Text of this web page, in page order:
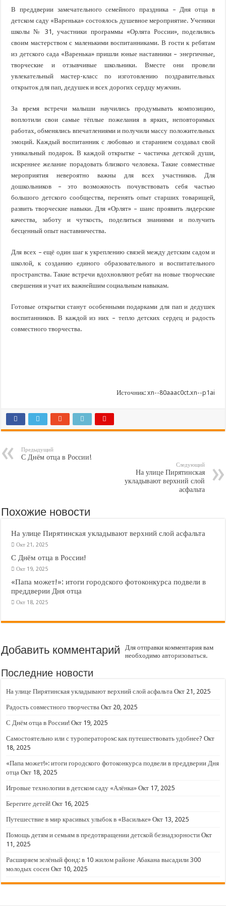
Игровые технологии в детском саду «Алёнка»
Берегите детей!
Путешествие в мир красивых улыбок в «Васильке»
Помощь детям и семьям в предотвращении детской безнадзорности
Расширяем зелёный фонд: в 10 жилом районе Абакана высадили 300
В преддверии замечательного семейного праздника – Дня отца в
детском саду «Варенька» состоялось душевное мероприятие. Ученики
школы № 31, участники программы «Орлята России», поделились
своим мастерством с маленькими воспитанниками. В гости к ребятам
из детского сада «Варенька» пришли юные наставники – энергичные,
творческие и отзывчивые школьники. Вместе они провели
увлекательный мастер-класс по изготовлению поздравительных
открыток для пап, дедушек и всех дорогих сердцу мужчин.
За время встречи малыши научились продумывать композицию,
воплотили свои самые тёплые пожелания в ярких, неповторимых
работах, обменялись впечатлениями и получили массу положительных
эмоций. Каждый воспитанник с любовью и старанием создавал свой
уникальный подарок. В каждой открытке – частичка детской души,
искреннее желание порадовать близкого человека. Такие совместные
мероприятия невероятно важны для всех участников. Для
дошкольников – это возможность почувствовать себя частью
большого детского сообщества, перенять опыт старших товарищей,
развить творческие навыки. Для «Орлят» – шанс проявить лидерские
качества, заботу и чуткость, поделиться знаниями и получить
бесценный опыт наставничества.
Для всех – ещё один шаг к укреплению связей между детским садом и
школой, к созданию единого образовательного и воспитательного
пространства. Такие встречи вдохновляют ребят на новые творческие
свершения и учат их важнейшим социальным навыкам.
Готовые открытки станут особенными подарками для пап и дедушек
воспитанников. В каждой из них – тепло детских сердец и радость
совместного творчества.
Источник: xn--80aaac0ct.xn--p1ai
Предыдущий
С Днём отца в России!
Следующий
На улице Пирятинская
укладывают верхний слой
асфальта
Похожие новости
На улице Пирятинская укладывают верхний слой асфальта
Окт 21, 2025
С Днём отца в России!
Окт 19, 2025
«Папа может!»: итоги городского фотоконкурса подвели в
преддверии Дня отца
Окт 18, 2025
Добавить комментарий
Для отправки комментария вам
необходимоавторизоваться.
Последние новости
На улице Пирятинская укладывают верхний слой асфальта Окт 21, 2025
Радость совместного творчества Окт 20, 2025
С Днём отца в России! Окт 19, 2025
Самостоятельно или с туроператором: как путешествовать удобнее? Окт
18, 2025
«Папа может!»: итоги городского фотоконкурса подвели в преддверии Дня
отца Окт 18, 2025
Игровые технологии в детском саду «Алёнка» Окт 17, 2025
Берегите детей! Окт 16, 2025
Путешествие в мир красивых улыбок в «Васильке» Окт 13, 2025
Помощь детям и семьям в предотвращении детской безнадзорности Окт
11, 2025
Расширяем зелёный фонд: в 10 жилом районе Абакана высадили 300
молодых сосен Окт 10, 2025